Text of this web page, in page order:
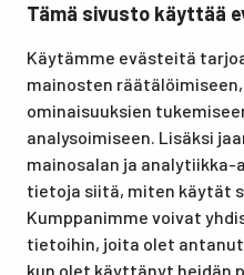
Tämä sivusto käyttää
Käytämme evästeitä
mainosten
ominaisuuksien
analysoimiseen. Lisäksi
mainosalan ja analytiikka-
tietoja siitä, miten käytät
Kumppanimme voivat
tietoihin, joita olet
kun olet käyttänyt heidän
koulutus- ja vapaa-ajan
lomille, harrastuksille
urheilutapahtumillekin.
olympiavalmennuskeskus